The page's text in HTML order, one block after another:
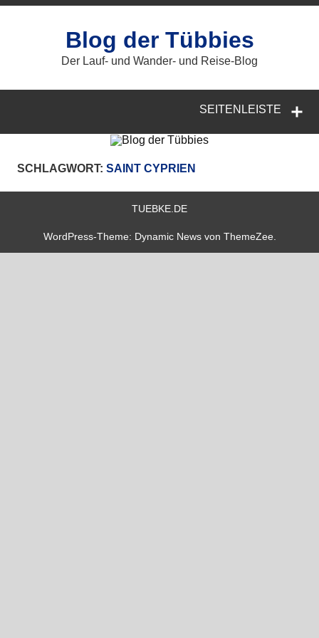
Zum
Blog der Tübbies
Der Lauf- und Wander- und Reise-Blog
SEITENLEISTE
SCHLAGWORT: SAINT CYPRIEN
TUEBKE.DE
WordPress-Theme: Dynamic News von ThemeZee.